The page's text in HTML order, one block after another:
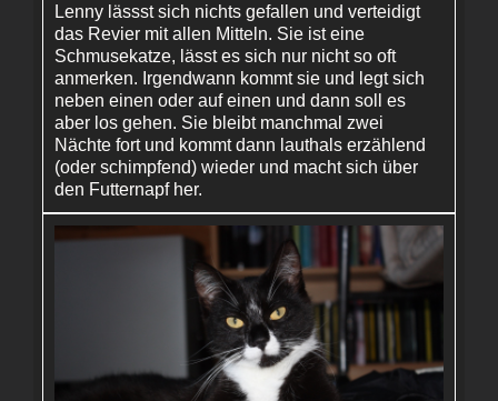
Lenny lässst sich nichts gefallen und verteidigt
das Revier mit allen Mitteln. Sie ist eine
Schmusekatze, lässt es sich nur nicht so oft
anmerken. Irgendwann kommt sie und legt sich
neben einen oder auf einen und dann soll es
aber los gehen. Sie bleibt manchmal zwei
Nächte fort und kommt dann lauthals erzählend
(oder schimpfend) wieder und macht sich über
den Futternapf her.